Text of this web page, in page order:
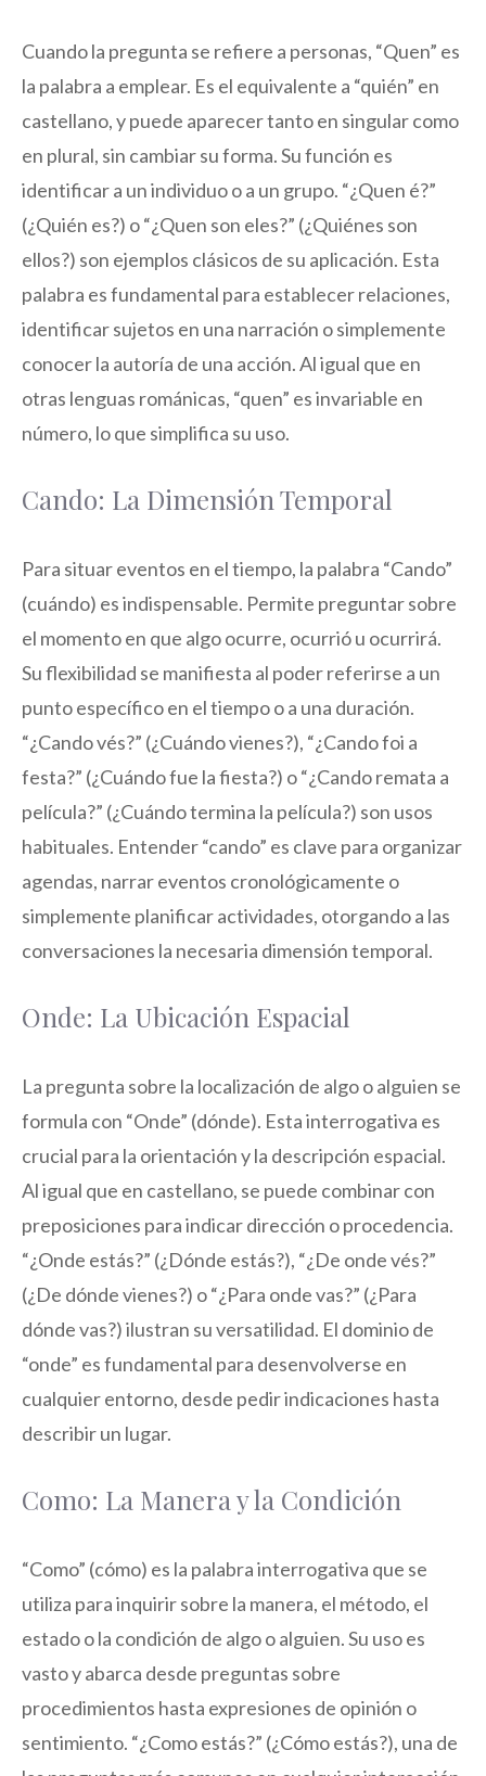
Cuando la pregunta se refiere a personas, “Quen” es
la palabra a emplear. Es el equivalente a “quién” en
castellano, y puede aparecer tanto en singular como
en plural, sin cambiar su forma. Su función es
identificar a un individuo o a un grupo. “¿Quen é?”
(¿Quién es?) o “¿Quen son eles?” (¿Quiénes son
ellos?) son ejemplos clásicos de su aplicación. Esta
palabra es fundamental para establecer relaciones,
identificar sujetos en una narración o simplemente
conocer la autoría de una acción. Al igual que en
otras lenguas románicas, “quen” es invariable en
número, lo que simplifica su uso.
Cando: La Dimensión Temporal
Para situar eventos en el tiempo, la palabra “Cando”
(cuándo) es indispensable. Permite preguntar sobre
el momento en que algo ocurre, ocurrió u ocurrirá.
Su flexibilidad se manifiesta al poder referirse a un
punto específico en el tiempo o a una duración.
“¿Cando vés?” (¿Cuándo vienes?), “¿Cando foi a
festa?” (¿Cuándo fue la fiesta?) o “¿Cando remata a
película?” (¿Cuándo termina la película?) son usos
habituales. Entender “cando” es clave para organizar
agendas, narrar eventos cronológicamente o
simplemente planificar actividades, otorgando a las
conversaciones la necesaria dimensión temporal.
Onde: La Ubicación Espacial
La pregunta sobre la localización de algo o alguien se
formula con “Onde” (dónde). Esta interrogativa es
crucial para la orientación y la descripción espacial.
Al igual que en castellano, se puede combinar con
preposiciones para indicar dirección o procedencia.
“¿Onde estás?” (¿Dónde estás?), “¿De onde vés?”
(¿De dónde vienes?) o “¿Para onde vas?” (¿Para
dónde vas?) ilustran su versatilidad. El dominio de
“onde” es fundamental para desenvolverse en
cualquier entorno, desde pedir indicaciones hasta
describir un lugar.
Como: La Manera y la Condición
“Como” (cómo) es la palabra interrogativa que se
utiliza para inquirir sobre la manera, el método, el
estado o la condición de algo o alguien. Su uso es
vasto y abarca desde preguntas sobre
procedimientos hasta expresiones de opinión o
sentimiento. “¿Como estás?” (¿Cómo estás?), una de